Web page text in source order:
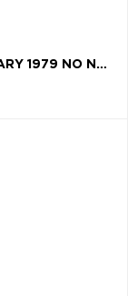
BRUCE SPRINGSTEEN, CD THE LEGENDARY 1979 NO NUKES CONCERTS (2CD + BLU-RAY)